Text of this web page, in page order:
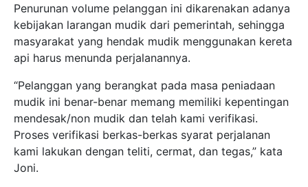
Penurunan volume pelanggan ini dikarenakan adanya
kebijakan larangan mudik dari pemerintah, sehingga
masyarakat yang hendak mudik menggunakan kereta
api harus menunda perjalanannya.
“Pelanggan yang berangkat pada masa peniadaan
mudik ini benar-benar memang memiliki kepentingan
mendesak/non mudik dan telah kami verifikasi.
Proses verifikasi berkas-berkas syarat perjalanan
kami lakukan dengan teliti, cermat, dan tegas,” kata
Joni.